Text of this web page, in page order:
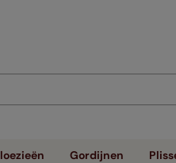
Gordijnen